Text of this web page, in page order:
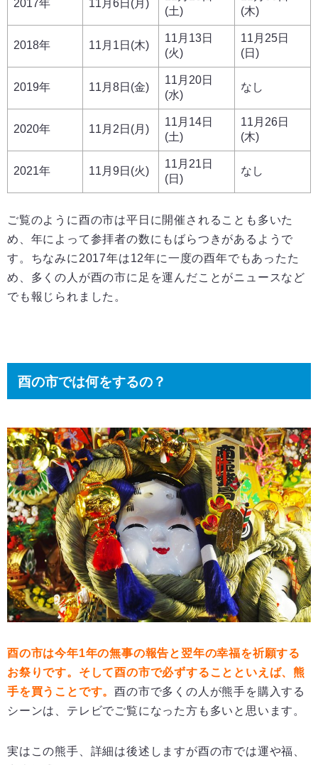
2017年 11月6日(月)
(土)
(木)
2018年 11月1日(木)
11月13日
(火)
11月25日
(日)
2019年 11月8日(金)
11月20日
(水)
なし
2020年 11月2日(月)
11月14日
(土)
11月26日
(木)
2021年 11月9日(火)
11月21日
(日)
なし
ご覧のように酉の市は平日に開催されることも多いた
め、年によって参拝者の数にもばらつきがあるようで
す。ちなみに2017年は12年に一度の酉年でもあったた
め、多くの人が酉の市に足を運んだことがニュースなど
でも報じられました。
酉の市では何をするの？
酉の市は今年1年の無事の報告と翌年の幸福を祈願する
お祭りです。そして酉の市で必ずすることといえば、熊
手を買うことです。酉の市で多くの人が熊手を購入する
シーンは、テレビでご覧になった方も多いと思います。
実はこの熊手、詳細は後述しますが酉の市では運や福、